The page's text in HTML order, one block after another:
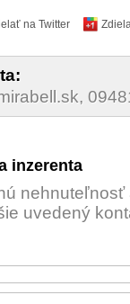
na Twitter
inzerenta
uvedený